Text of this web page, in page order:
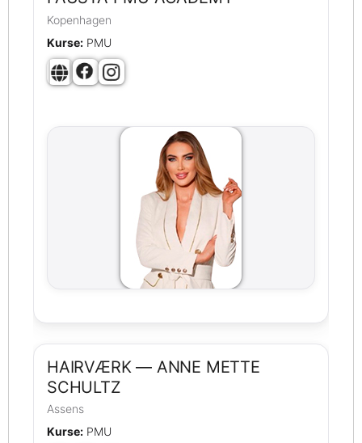
Kopenhagen
Kurse: PMU
HAIRVÆRK — ANNE METTE
SCHULTZ
Assens
Kurse: PMU